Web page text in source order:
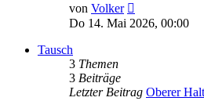
von Volker
Beitrag
Do 14. Mai 2026, 00:00
Tausch
3 Themen
3 Beiträge
Letzter Beitrag Oberer